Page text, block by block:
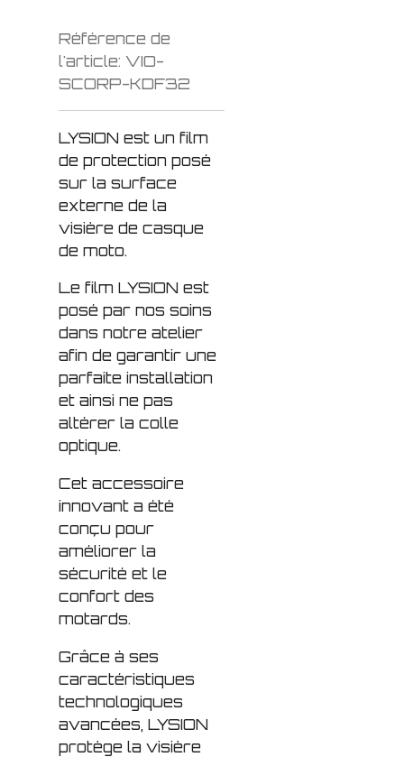
Référence de
l'article: VIO-
SCORP-KDF32
LYSION est un film
de protection posé
sur la surface
externe de la
visière de casque
de moto.
Le film LYSION est
posé par nos soins
dans notre atelier
afin de garantir une
parfaite installation
et ainsi ne pas
altérer la colle
optique.
Cet accessoire
innovant a été
conçu pour
améliorer la
sécurité et le
confort des
motards.
Grâce à ses
caractéristiques
technologiques
avancées, LYSION
protège la visière